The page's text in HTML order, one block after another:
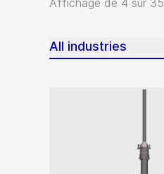
Affichage de 4 sur 35
All industries